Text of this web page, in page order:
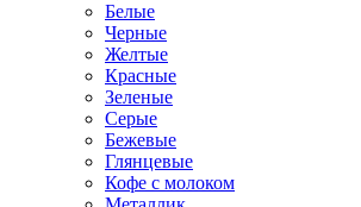
Белые
Черные
Желтые
Красные
Зеленые
Серые
Бежевые
Глянцевые
Кофе с молоком